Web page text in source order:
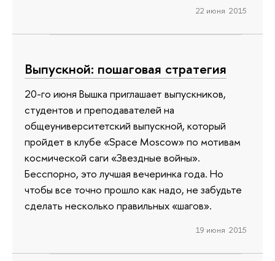
22 июня 2015
Выпускной: пошаговая стратегия
20-го июня Вышка приглашает выпускников,
студентов и преподавателей на
общеуниверситетский выпускной, который
пройдет в клубе «Space Moscow» по мотивам
космической саги «Звездные войны».
Бесспорно, это лучшая вечеринка года. Но
чтобы все точно прошло как надо, не забудьте
сделать несколько правильных «шагов».
19 июня 2015